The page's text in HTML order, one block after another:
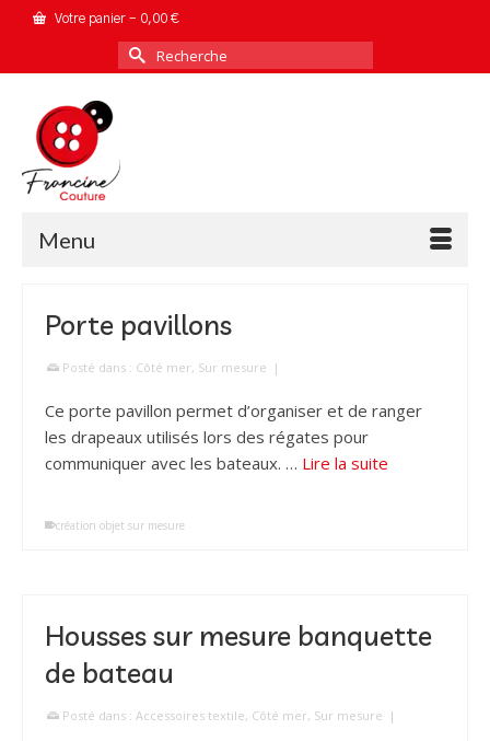
Votre panier - 0,00 €
Rechercher :
Menu
Porte pavillons
Posté dans : Côté mer, Sur mesure |
Ce porte pavillon permet d’organiser et de ranger
les drapeaux utilisés lors des régates pour
communiquer avec les bateaux. … Lire la suite
création objet sur mesure
Housses sur mesure banquette
de bateau
Posté dans : Accessoires textile, Côté mer, Sur mesure |